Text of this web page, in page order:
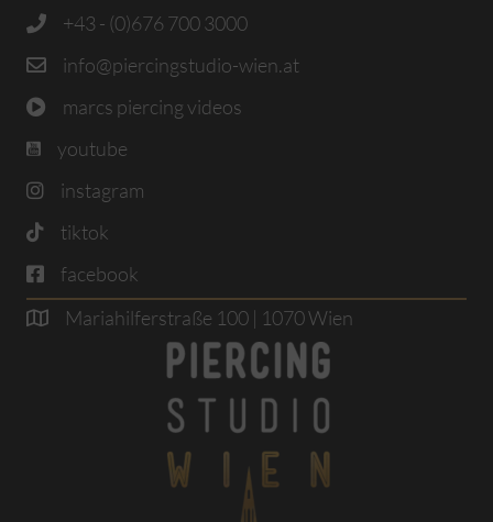
+43 - (0)676 700 3000
info@piercingstudio-wien.at
marcs piercing videos
youtube
instagram
tiktok
facebook
Mariahilferstraße 100 | 1070 Wien